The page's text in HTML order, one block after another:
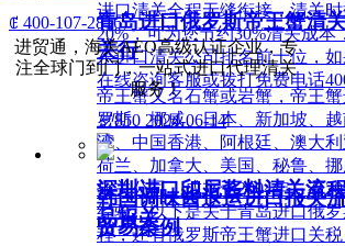
进口清关全程无缝衔接，清关
20%，可为您节约30%清关成本
东进口清关公司排名前十位，
在线咨询客服或拨打免费电话
넶850 2024-06-14
深圳进口印尼酱料清关流
品报关
青岛进口俄罗斯帝王蟹清
关行
帝王蟹又名石蟹或岩蟹，帝王
罗斯、挪威、日本、新加坡、
湾、中国香港、阿根廷、澳大利
荷兰、加拿大、美国、秘鲁、
报关公司，成立于2004年，有
经验，以下是关于青岛进口俄
程，还有俄罗斯帝王蟹进口关
韩国调味酱退运进口报关
贸易案例
进贸通，海关AEO高级认证企业，专
注全球门到门，一站式进口代理清关
服务！
ꂅ 400-107-2816